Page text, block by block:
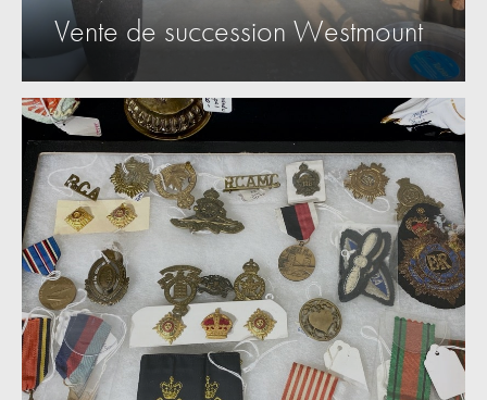
Vente de succession Westmount